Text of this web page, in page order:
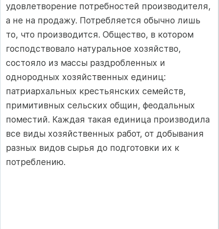
удовлетворение потребностей производителя,
а не на продажу. Потребляется обычно лишь
то, что производится. Общество, в котором
господствовало натуральное хозяйство,
состояло из массы раздробленных и
однородных хозяйственных единиц:
патриархальных крестьянских семейств,
примитивных сельских общин, феодальных
поместий. Каждая такая единица производила
все виды хозяйственных работ, от добывания
разных видов сырья до подготовки их к
потреблению.